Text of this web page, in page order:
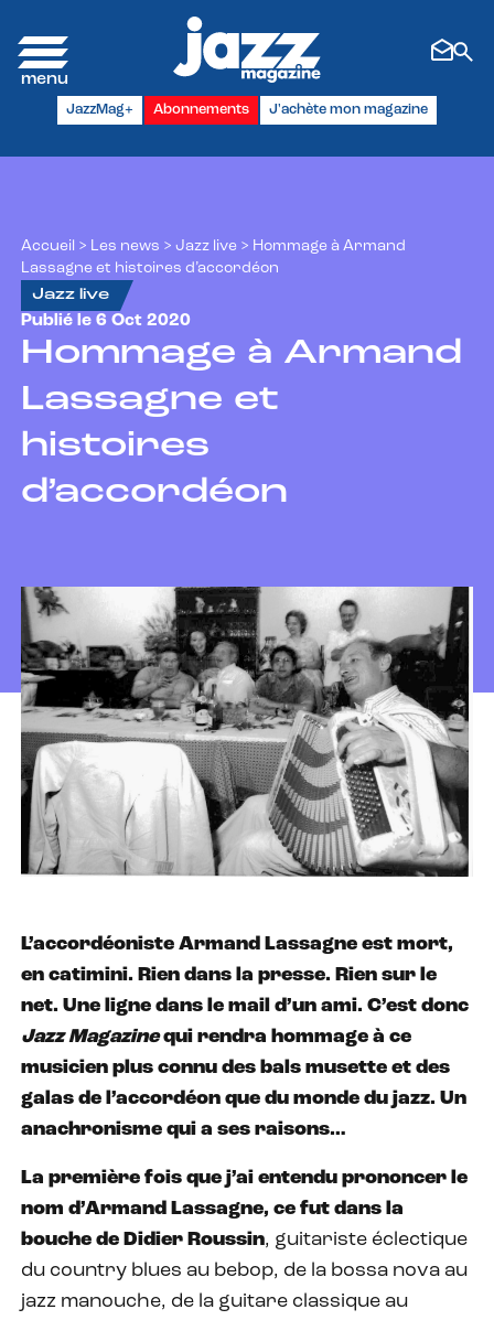
JazzMag+ Abonnements J'achète mon magazine
Accueil > Les news > Jazz live > Hommage à Armand
Lassagne et histoires d’accordéon
Jazz live
Publié le 6 Oct 2020
Hommage à Armand
Lassagne et
histoires
d’accordéon
L’accordéoniste Armand Lassagne est mort,
en catimini. Rien dans la presse. Rien sur le
net. Une ligne dans le mail d’un ami. C’est donc
Jazz Magazinequi rendra hommage à ce
musicien plus connu des bals musette et des
galas de l’accordéon que du monde du jazz. Un
anachronisme qui a ses raisons…
La première fois que j’ai entendu prononcer le
nom d’Armand Lassagne, ce fut dans la
bouche de Didier Roussin, guitariste éclectique
du country blues au bebop, de la bossa nova au
jazz manouche, de la guitare classique au